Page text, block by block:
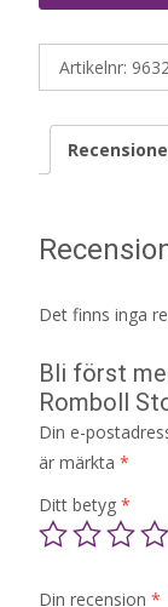
Artikelnr:
Det finns inga
Bli först
Romboll
Din e-
är märkta *
Ditt betyg *
Din recension *